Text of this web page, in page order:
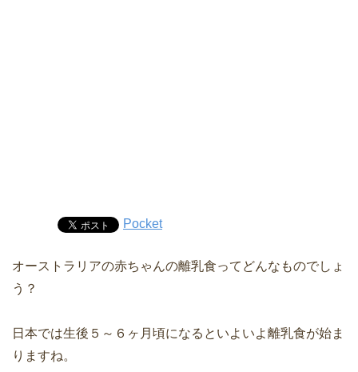
Pocket
オーストラリアの赤ちゃんの離乳食ってどんなものでしょ
う？
日本では生後５～６ヶ月頃になるといよいよ離乳食が始ま
りますね。